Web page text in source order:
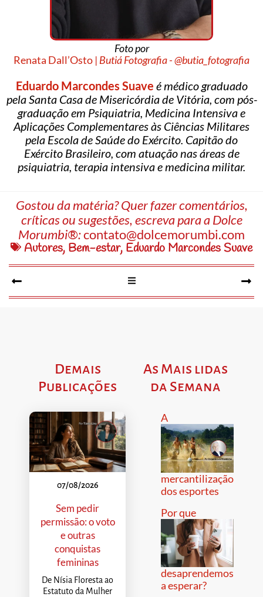
Foto por
Renata Dall’Osto | Butiá Fotografia - @butia_fotografia
Eduardo Marcondes Suave é médico graduado
pela Santa Casa de Misericórdia de Vitória, com pós-
graduação em Psiquiatria, Medicina Intensiva e
Aplicações Complementares às Ciências Militares
pela Escola de Saúde do Exército. Capitão do
Exército Brasileiro, com atuação nas áreas de
psiquiatria, terapia intensiva e medicina militar.
Gostou da matéria? Quer fazer comentários,
críticas ou sugestões, escreva para a Dolce
Morumbi®:contato@dolcemorumbi.com
Autores, Bem-estar, Eduardo Marcondes Suave
Demais
Publicações
07/08/2026
Sem pedir
permissão: o voto
e outras
conquistas
femininas
De Nísia Floresta ao
Estatuto da Mulher
As Mais lidas
da Semana
A
mercantilização
dos esportes
Por que
desaprendemos
a esperar?